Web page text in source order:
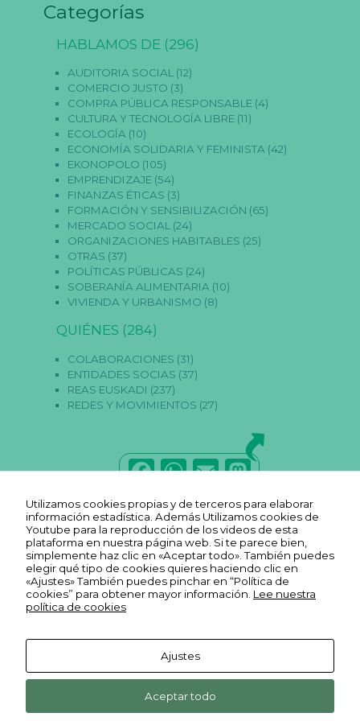
Categorías
HABLAMOS DE (296)
AUDITORIA SOCIAL (12)
COMERCIO JUSTO (3)
COMPRA PÚBLICA RESPONSABLE(4)
CULTURA Y TECNOLOGÍA LIBRE(11)
ECOLOGÍA (10)
ECONOMÍA SOLIDARIA Y FEMINISTA (42)
EKONOPOLO (105)
EMPRENDIZAJE(54)
FINANZAS ÉTICAS (3)
FORMACIÓN Y SENSIBILIZACIÓN (65)
MERCADO SOCIAL (24)
ORGANIZACIONES HABITABLES (25)
OTRAS (37)
POLÍTICAS PÚBLICAS (24)
SOBERANÍA ALIMENTARIA (10)
VIVIENDA Y URBANISMO (8)
QUIÉNES (284)
COLABORACIONES (31)
ENTIDADES SOCIAS (37)
REAS EUSKADI (237)
REDES Y MOVIMIENTOS (27)
F
a
c
e
b
o
k
W
h
a
ts
A
p
E
m
ai
l
M
a
st
o
d
o
Ekonopolo. Polo de Economía
Social y Solidaria. Harrobia Plaza
4, 2º 48003 Bilbao Bizkaia
Reas
Euskadi
Facebook
Youtube
Euskadi
REAS
Aviso legal
Utilizamos cookies propias y de terceros para elaborar
información estadística. Además Utilizamos cookies de
Youtube para la reproducción de los videos de esta
plataforma en nuestra página web. Si te parece bien,
simplemente haz clic en «Aceptar todo». También puedes
elegir qué tipo de cookies quieres haciendo clic en
«Ajustes» También puedes pinchar en “Política de
cookies” para obtener mayor información. Lee nuestra
política de cookies
Ajustes
Aceptar todo
n
o
ci
s.
o
n
c
e
r
e
f
ci
o
n
e
la
w
e
b.
a
st
ic